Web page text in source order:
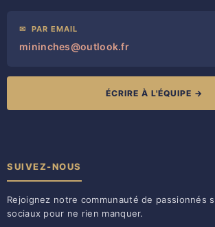
✉ PAR EMAIL
mininches@outlook.fr
ÉCRIRE À L'ÉQUIPE →
SUIVEZ-NOUS
Rejoignez notre communauté de passionnés
sociaux pour ne rien manquer.